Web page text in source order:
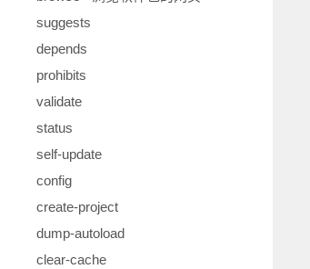
suggests
depends
prohibits
validate
status
self-update
config
create-project
dump-autoload
clear-cache